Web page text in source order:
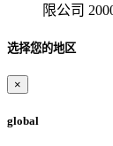
限公司
选择您的地区
×
global